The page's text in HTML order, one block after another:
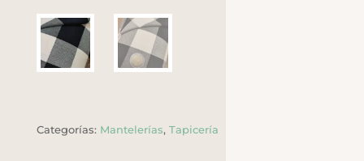
Categorías: Mantelerías, Tapicería